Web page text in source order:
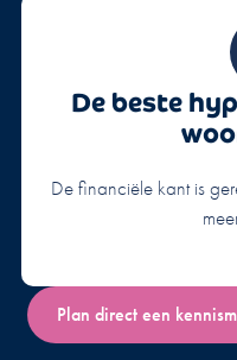
De beste
De financiële kant is
Plan direct een